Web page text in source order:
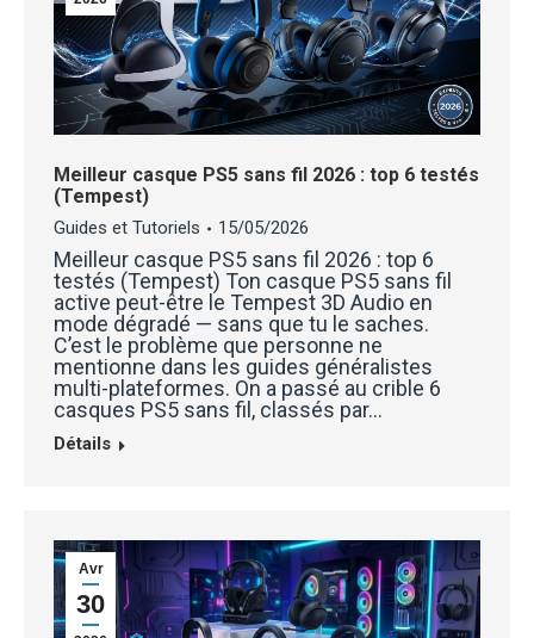
Meilleur casque PS5 sans fil 2026 : top 6 testés
(Tempest)
Guides et Tutoriels 15/05/2026
Meilleur casque PS5 sans fil 2026 : top 6
testés (Tempest) Ton casque PS5 sans fil
active peut-être le Tempest 3D Audio en
mode dégradé — sans que tu le saches.
C’est le problème que personne ne
mentionne dans les guides généralistes
multi-plateformes. On a passé au crible 6
casques PS5 sans fil, classés par…
Détails
Avr
30